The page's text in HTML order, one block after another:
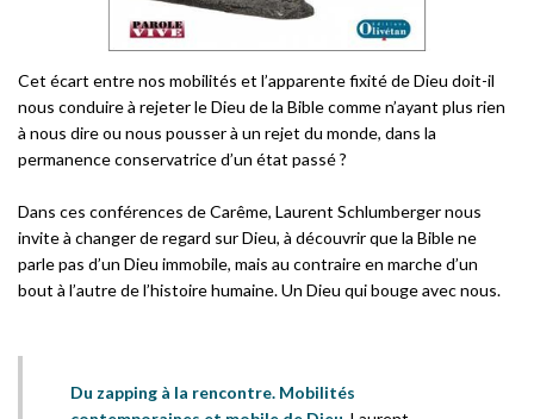
Cet écart entre nos mobilités et l’apparente fixité de Dieu doit-il
nous conduire à rejeter le Dieu de la Bible comme n’ayant plus rien
à nous dire ou nous pousser à un rejet du monde, dans la
permanence conservatrice d’un état passé ?
Dans ces conférences de Carême, Laurent Schlumberger nous
invite à changer de regard sur Dieu, à découvrir que la Bible ne
parle pas d’un Dieu immobile, mais au contraire en marche d’un
bout à l’autre de l’histoire humaine. Un Dieu qui bouge avec nous.
Du zapping à la rencontre. Mobilités